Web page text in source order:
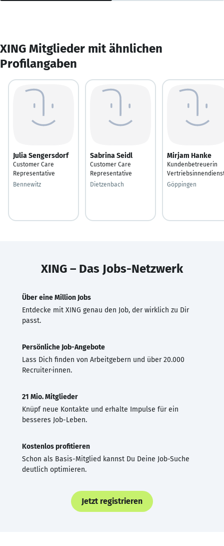
XING Mitglieder mit ähnlichen
Profilangaben
Julia Sengersdorf
Customer Care
Representative
Bennewitz
Sabrina Seidl
Customer Care
Representative
Dietzenbach
Mirjam Hanke
Kundenbetreuerin
Göppingen
XING – Das Jobs-Netzwerk
Über eine Million Jobs
Entdecke mit XING genau den Job, der wirklich zu Dir
passt.
Persönliche Job-Angebote
Lass Dich finden von Arbeitgebern und über 20.000
Recruiter·innen.
21 Mio. Mitglieder
Knüpf neue Kontakte und erhalte Impulse für ein
besseres Job-Leben.
Kostenlos profitieren
Schon als Basis-Mitglied kannst Du Deine Job-Suche
deutlich optimieren.
Jetzt registrieren